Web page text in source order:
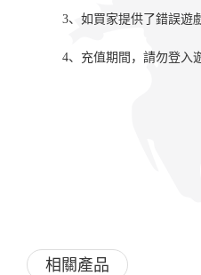
3、如買家提供了錯誤遊
4、充值期間，請勿登入
相關產品